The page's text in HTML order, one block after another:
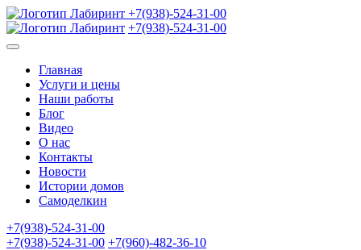
+7(938)-524-31-00
+7(938)-524-31-00
Главная
Услуги и цены
Наши работы
Блог
Видео
О нас
Контакты
Новости
Истории домов
Самоделкин
+7(938)-524-31-00
+7(938)-524-31-00 +7(960)-482-36-10